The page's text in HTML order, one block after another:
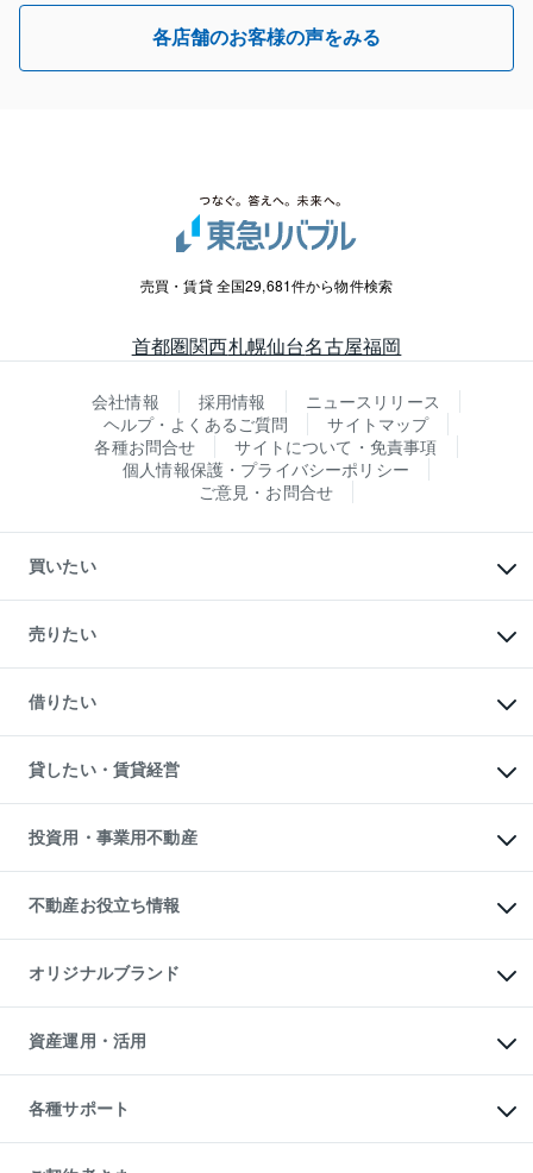
各店舗のお客様の声をみる
売買・賃貸 全国29,681件から物件検索
首都圏関西札幌仙台名古屋福岡
会社情報 採用情報
ニュースリリース
ヘルプ・よくあるご質問
サイトマップ
各種お問合せ
サイトについて・免責事項
個人情報保護・プライバシーポリシー
ご意見・お問合せ
買いたい
新築・分譲マンションの購入
中古マンションの購入
一戸建ての購入
中古一戸建ての購入
不動産購入の流れ
注目キーワード物件特集
購入ガイド
English 繁体中文簡体中文
売りたい
一戸建ての売却・査定
土地の売却・査定
スピードAI査定
不動産査定について
不動産売却の流れ
不動産買換えの流れ
売却ガイド
借りたい
オフィス・店舗の賃貸
借りるときの流れ
借りるガイド
貸したい・賃貸経営
マンション賃料データ
賃貸管理プラン
リロケーションについて
貸すガイド
投資用・事業用不動産
事業用不動産
マンション投資
投資用マンション
アパート経営
収益物件
ビル購入（ビル一棟）
投資用不動産の売却査定
事業用不動産の売却査定
不動産お役立ち情報
マンションライブラリー
人気マンションランキング
暮らしに役立つ不動産メディア
不動産相場・不動産価格情報
不動産コラム・ニュース
不動産用語集
不動産なんでもネット相談室
住まいの税金
オリジナルブランド
一棟リノベーションマンション
L`GENTE（ルジェンテ）
区分リノベーションマンション
投資用一棟レジデンスWELL
不動産小口投資
LEGACIA（レガシア）
資産運用・活用
不動産M&A
アセットマネジメント・出資
各種サポート